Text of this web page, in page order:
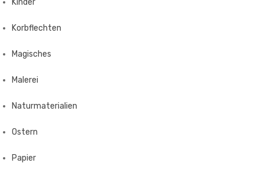
Kinder
Korbflechten
Magisches
Malerei
Naturmaterialien
Ostern
Papier